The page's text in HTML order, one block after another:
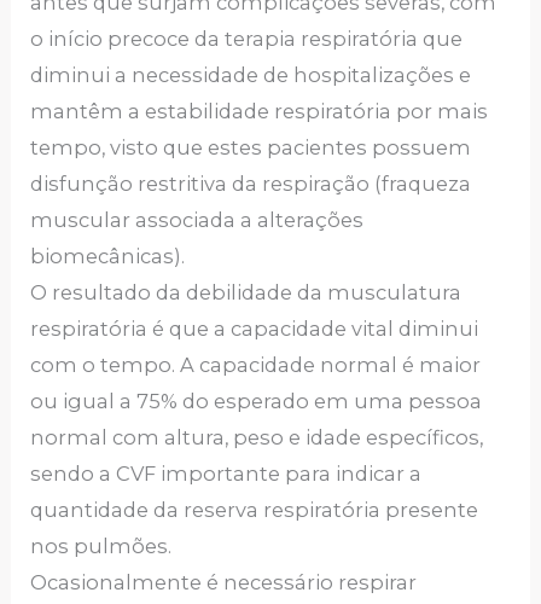
o início precoce da terapia respiratória que
diminui a necessidade de hospitalizações e
mantêm a estabilidade respiratória por mais
tempo, visto que estes pacientes possuem
disfunção restritiva da respiração (fraqueza
muscular associada a alterações
biomecânicas).
O resultado da debilidade da musculatura
respiratória é que a capacidade vital diminui
com o tempo. A capacidade normal é maior
ou igual a 75% do esperado em uma pessoa
normal com altura, peso e idade específicos,
sendo a CVF importante para indicar a
quantidade da reserva respiratória presente
nos pulmões.
Ocasionalmente é necessário respirar